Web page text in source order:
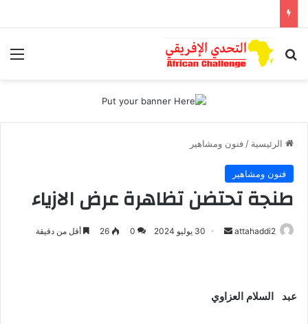
بحث عن
الرئيسية / فنون ومشاهير
فنون ومشاهير
طنجة تحتضن تظاهرة عرض الازياء
attahaddi2
أرسل 30 يوليو 2024 0
26 أقل من دقيقة
عبد السلام العزاوي